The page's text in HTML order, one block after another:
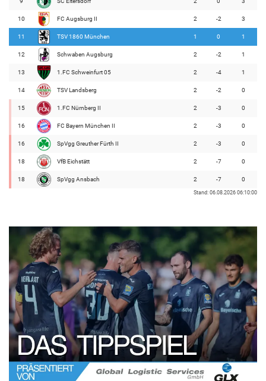
10 FC Augsburg II 2 -2 3
11 TSV 1860 München 1 0 1
12 Schwaben Augsburg 2 -2 1
13 1.FC Schweinfurt 05 2 -4 1
14 TSV Landsberg 2 -2 0
15 1.FC Nürnberg II 2 -3 0
16 FC Bayern München II 2 -3 0
16 SpVgg Greuther Fürth II 2 -3 0
18 VfB Eichstätt 2 -7 0
18 SpVgg Ansbach 2 -7 0
Stand: 06.08.2026 06:10:00